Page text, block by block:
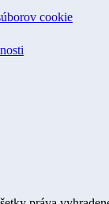
cookie